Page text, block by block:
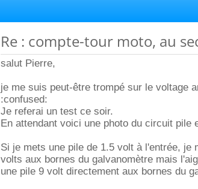
Re : compte-tour moto, au
salut Pierre,
je me suis peut-être trompé sur le voltage
:confused:
Je referai un test ce soir.
En attendant voici une photo du circuit pile
Si je mets une pile de 1.5 volt à l'entrée,
volts aux bornes du galvanomètre mais
une pile 9 volt directement aux bornes du